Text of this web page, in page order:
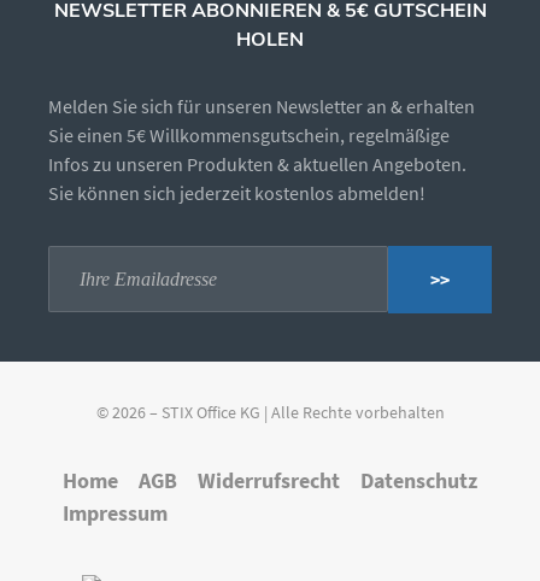
NEWSLETTER ABONNIEREN & 5€ GUTSCHEIN
HOLEN
Melden Sie sich für unseren Newsletter an & erhalten
Sie einen 5€ Willkommensgutschein, regelmäßige
Infos zu unseren Produkten & aktuellen Angeboten.
Sie können sich jederzeit kostenlos abmelden!
>>
© 2026 – STIX Office KG | Alle Rechte vorbehalten
Home AGB Widerrufsrecht
Datenschutz
Impressum